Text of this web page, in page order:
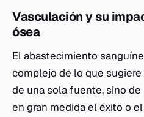
Vasculación y su
ósea
El abastecimiento
complejo de lo que
de una sola fuente, sino
en gran medida el éxito o